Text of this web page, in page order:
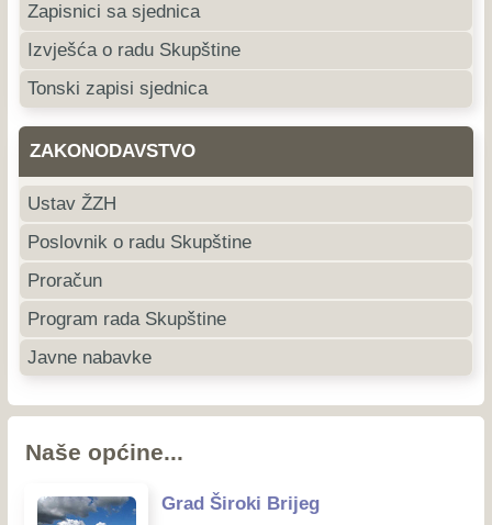
Zapisnici sa sjednica
Izvješća o radu Skupštine
Tonski zapisi sjednica
ZAKONODAVSTVO
Ustav ŽZH
Poslovnik o radu Skupštine
Proračun
Program rada Skupštine
Javne nabavke
Naše općine...
Grad Široki Brijeg